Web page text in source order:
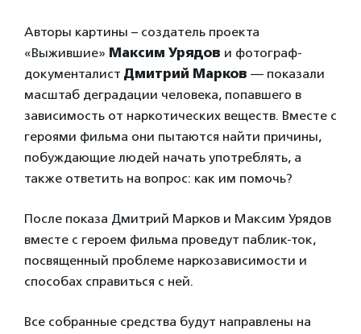
Авторы картины – создатель проекта
«Выжившие» Максим Урядов и фотограф-
документалист Дмитрий Марков — показали
масштаб деградации человека, попавшего в
зависимость от наркотических веществ. Вместе с
героями фильма они пытаются найти причины,
побуждающие людей начать употреблять, а
также ответить на вопрос: как им помочь?
После показа Дмитрий Марков и Максим Урядов
вместе с героем фильма проведут паблик-ток,
посвященный проблеме наркозависимости и
способах справиться с ней.
Все собранные средства будут направлены на